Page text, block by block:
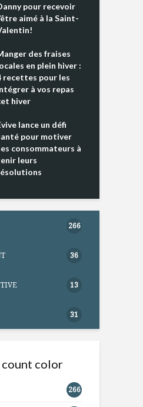
pour recevoir
aimé à la Saint-
des fraises
en plein hiver :
recettes pour les
à vos repas
hiver
lance un défi
pour motiver
consommateurs à
leurs
266
36
13
31
color
266